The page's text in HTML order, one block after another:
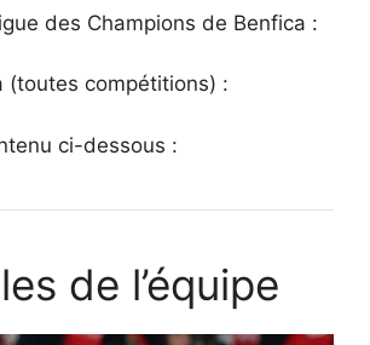
des Champions de Benfica :
(toutes compétitions) :
ci-dessous :
de l’équipe